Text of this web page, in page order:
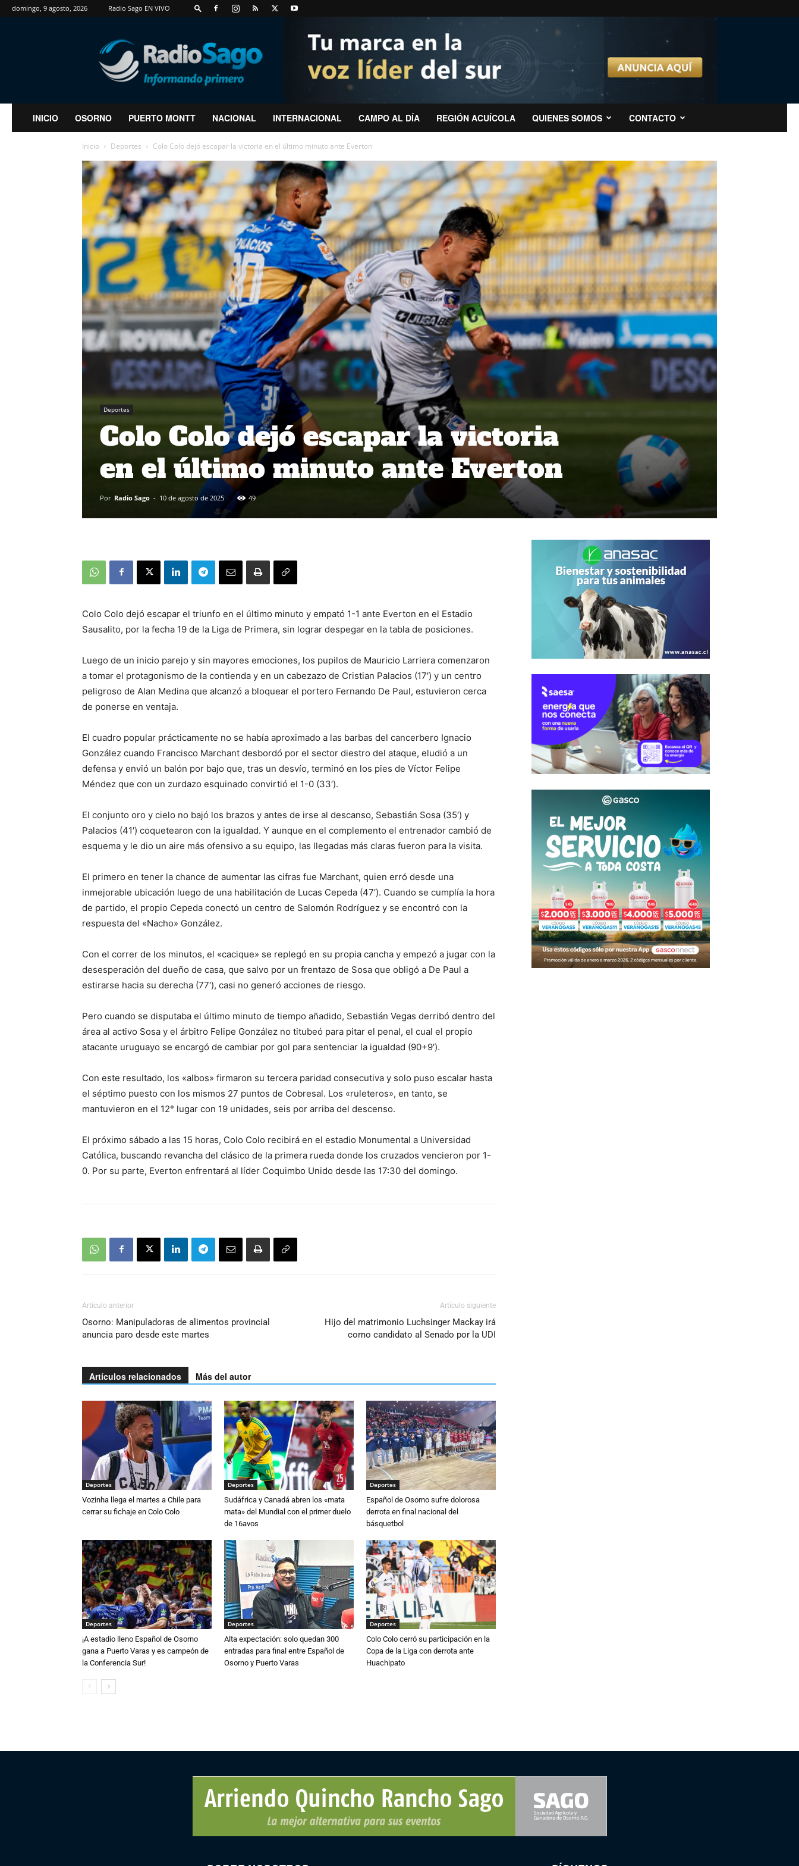
domingo, 9 agosto, 2026 Radio Sago EN VIVO
RadioSago
INICIO OSORNO PUERTO MONTT NACIONAL INTERNACIONAL CAMPO AL DÍA REGIÓN ACUÍCOLA QUIENES SOMOS CONTACTO
Inicio Deportes Colo Colo dejó escapar la victoria en el último minuto ante Everton
Deportes
Colo Colo dejó escapar la victoria
en el último minuto ante Everton
Por Radio Sago - 10 de agosto de 2025 49
Colo Colo dejó escapar el triunfo en el último minuto y empató 1-1 ante Everton en el Estadio
Sausalito, por la fecha 19 de la Liga de Primera, sin lograr despegar en la tabla de posiciones.
Luego de un inicio parejo y sin mayores emociones, los pupilos de Mauricio Larriera comenzaron
a tomar el protagonismo de la contienda y en un cabezazo de Cristian Palacios (17′) y un centro
peligroso de Alan Medina que alcanzó a bloquear el portero Fernando De Paul, estuvieron cerca
de ponerse en ventaja.
El cuadro popular prácticamente no se había aproximado a las barbas del cancerbero Ignacio
González cuando Francisco Marchant desbordó por el sector diestro del ataque, eludió a un
defensa y envió un balón por bajo que, tras un desvío, terminó en los pies de Víctor Felipe
Méndez que con un zurdazo esquinado convirtió el 1-0 (33′).
El conjunto oro y cielo no bajó los brazos y antes de irse al descanso, Sebastián Sosa (35′) y
Palacios (41′) coquetearon con la igualdad. Y aunque en el complemento el entrenador cambió de
esquema y le dio un aire más ofensivo a su equipo, las llegadas más claras fueron para la visita.
El primero en tener la chance de aumentar las cifras fue Marchant, quien erró desde una
inmejorable ubicación luego de una habilitación de Lucas Cepeda (47′). Cuando se cumplía la hora
de partido, el propio Cepeda conectó un centro de Salomón Rodríguez y se encontró con la
respuesta del «Nacho» González.
Con el correr de los minutos, el «cacique» se replegó en su propia cancha y empezó a jugar con la
desesperación del dueño de casa, que salvo por un frentazo de Sosa que obligó a De Paul a
estirarse hacia su derecha (77′), casi no generó acciones de riesgo.
Pero cuando se disputaba el último minuto de tiempo añadido, Sebastián Vegas derribó dentro del
área al activo Sosa y el árbitro Felipe González no titubeó para pitar el penal, el cual el propio
atacante uruguayo se encargó de cambiar por gol para sentenciar la igualdad (90+9′).
Con este resultado, los «albos» firmaron su tercera paridad consecutiva y solo puso escalar hasta
el séptimo puesto con los mismos 27 puntos de Cobresal. Los «ruleteros», en tanto, se
mantuvieron en el 12° lugar con 19 unidades, seis por arriba del descenso.
El próximo sábado a las 15 horas, Colo Colo recibirá en el estadio Monumental a Universidad
Católica, buscando revancha del clásico de la primera rueda donde los cruzados vencieron por 1-
0. Por su parte, Everton enfrentará al líder Coquimbo Unido desde las 17:30 del domingo.
Artículo anterior
Osorno: Manipuladoras de alimentos provincial
anuncia paro desde este martes
Artículo siguiente
Hijo del matrimonio Luchsinger Mackay irá
como candidato al Senado por la UDI
Artículos relacionados Más del autor
Deportes
Vozinha llega el martes a Chile para
cerrar su fichaje en Colo Colo
Deportes
Sudáfrica y Canadá abren los «mata
mata» del Mundial con el primer duelo
de 16avos
Deportes
Español de Osorno sufre dolorosa
derrota en final nacional del
básquetbol
Deportes
¡A estadio lleno Español de Osorno
gana a Puerto Varas y es campeón de
la Conferencia Sur!
Deportes
Alta expectación: solo quedan 300
entradas para final entre Español de
Osorno y Puerto Varas
Deportes
Colo Colo cerró su participación en la
Copa de la Liga con derrota ante
Huachipato